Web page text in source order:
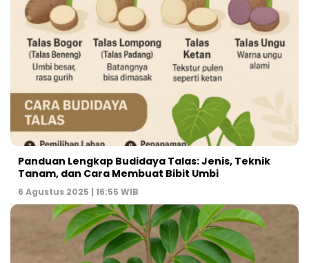
Panduan Lengkap Budidaya Talas: Jenis, Teknik
Tanam, dan Cara Membuat Bibit Umbi
6 Agustus 2025 | 16:55 WIB